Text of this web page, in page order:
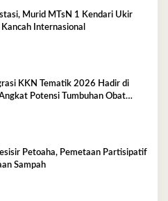
Murid MTsN 1 Kendari Ukir
Internasional
KKN Tematik 2026 Hadir di
Potensi Tumbuhan Obat
Petoaha, Pemetaan Partisipatif
Sampah